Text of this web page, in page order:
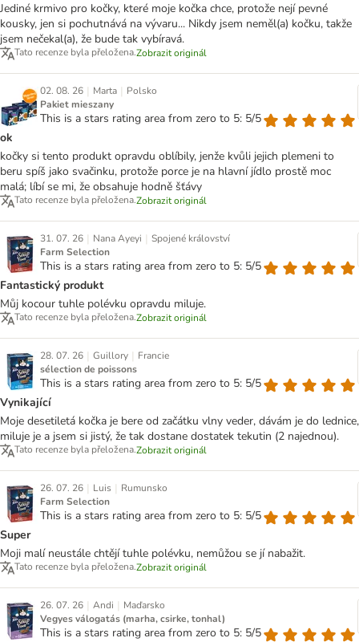
Jediné krmivo pro kočky, které moje kočka chce, protože nejí pevné
kousky, jen si pochutnává na vývaru... Nikdy jsem neměl(a) kočku, takže
jsem nečekal(a), že bude tak vybíravá.
Tato recenze byla přeložena.Zobrazit originál
02. 08. 26 | Marta | Polsko
Pakiet mieszany
This is a stars rating area from zero to 5: 5/5
ok
kočky si tento produkt opravdu oblíbily, jenže kvůli jejich plemeni to
beru spíš jako svačinku, protože porce je na hlavní jídlo prostě moc
malá; líbí se mi, že obsahuje hodně šťávy
Tato recenze byla přeložena.Zobrazit originál
31. 07. 26 | Nana Ayeyi | Spojené království
Farm Selection
This is a stars rating area from zero to 5: 5/5
Fantastický produkt
Můj kocour tuhle polévku opravdu miluje.
Tato recenze byla přeložena.Zobrazit originál
28. 07. 26 | Guillory | Francie
sélection de poissons
This is a stars rating area from zero to 5: 5/5
Vynikající
Moje desetiletá kočka je bere od začátku vlny veder, dávám je do lednice,
miluje je a jsem si jistý, že tak dostane dostatek tekutin (2 najednou).
Tato recenze byla přeložena.Zobrazit originál
26. 07. 26 | Luis | Rumunsko
Farm Selection
This is a stars rating area from zero to 5: 5/5
Super
Moji malí neustále chtějí tuhle polévku, nemůžou se jí nabažit.
Tato recenze byla přeložena.Zobrazit originál
26. 07. 26 | Andi | Maďarsko
Vegyes válogatás (marha, csirke, tonhal)
This is a stars rating area from zero to 5: 5/5